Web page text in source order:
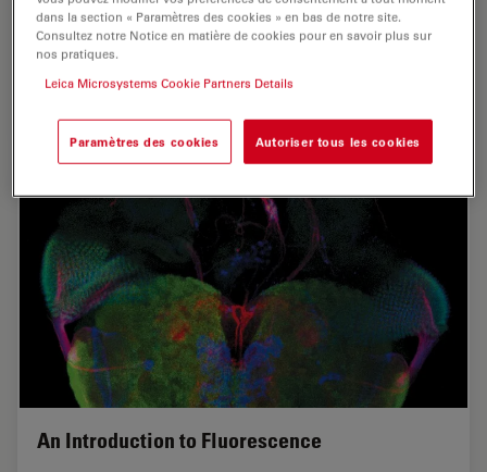
devices in a life-science research lab. It can be used for
various applications which shed light on many
scientific questions. Thereby the…
An Introduction to Fluorescence
dans la section « Paramètres des cookies » en bas de notre site.
Consultez notre Notice en matière de cookies pour en savoir plus sur
nos pratiques.
Leica Microsystems Cookie Partners Details
Paramètres des cookies Autoriser tous les cookies